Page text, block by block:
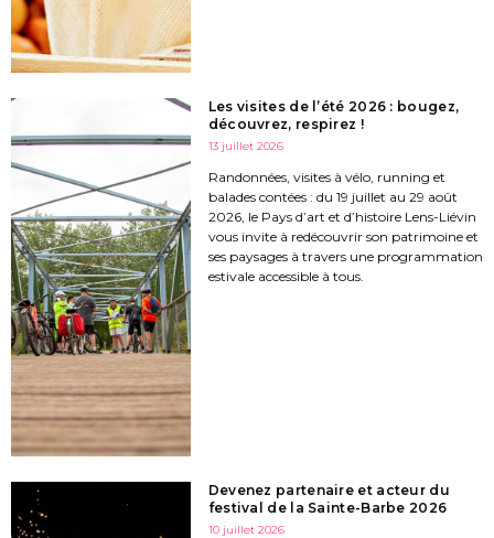
Les visites de l’été 2026 : bougez,
découvrez, respirez !
13 juillet 2026
Randonnées, visites à vélo, running et
balades contées : du 19 juillet au 29 août
2026, le Pays d’art et d’histoire Lens-Liévin
vous invite à redécouvrir son patrimoine et
ses paysages à travers une programmation
estivale accessible à tous.
Devenez partenaire et acteur du
festival de la Sainte-Barbe 2026
10 juillet 2026